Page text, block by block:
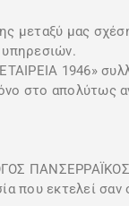
μεταξύ μας
1946»
στο απολύτως
που εκτελεί